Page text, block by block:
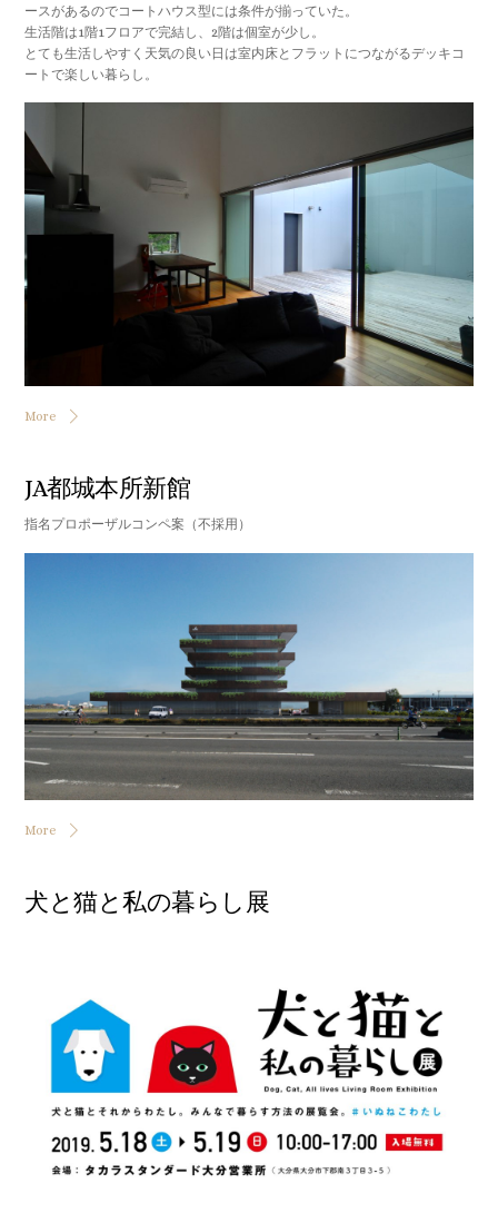
ースがあるのでコートハウス型には条件が揃っていた。
生活階は1階1フロアで完結し、2階は個室が少し。
とても生活しやすく天気の良い日は室内床とフラットにつながるデッキコ
ートで楽しい暮らし。
More
JA都城本所新館
指名プロポーザルコンペ案（不採用）
More
犬と猫と私の暮らし展